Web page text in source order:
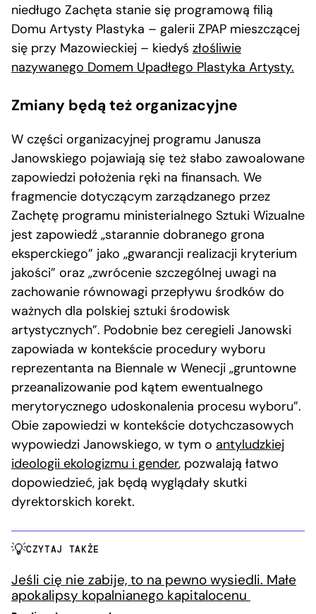
niedługo Zachęta stanie się programową filią
Domu Artysty Plastyka – galerii ZPAP mieszczącej
się przy Mazowieckiej – kiedyś złośliwie
nazywanego Domem Upadłego Plastyka Artysty.
Zmiany będą też organizacyjne
W części organizacyjnej programu Janusza
Janowskiego pojawiają się też słabo zawoalowane
zapowiedzi położenia ręki na finansach. We
fragmencie dotyczącym zarządzanego przez
Zachętę programu ministerialnego Sztuki Wizualne
jest zapowiedź „starannie dobranego grona
eksperckiego” jako „gwarancji realizacji kryterium
jakości” oraz „zwrócenie szczególnej uwagi na
zachowanie równowagi przepływu środków do
ważnych dla polskiej sztuki środowisk
artystycznych”. Podobnie bez ceregieli Janowski
zapowiada w kontekście procedury wyboru
reprezentanta na Biennale w Wenecji „gruntowne
przeanalizowanie pod kątem ewentualnego
merytorycznego udoskonalenia procesu wyboru”.
Obie zapowiedzi w kontekście dotychczasowych
wypowiedzi Janowskiego, w tym o antyludzkiej
ideologii ekologizmu i gender, pozwalają łatwo
dopowiedzieć, jak będą wyglądały skutki
dyrektorskich korekt.
CZYTAJ TAKŻE
Jeśli cię nie zabije, to na pewno wysiedli. Małe
apokalipsy kopalnianego kapitalocenu